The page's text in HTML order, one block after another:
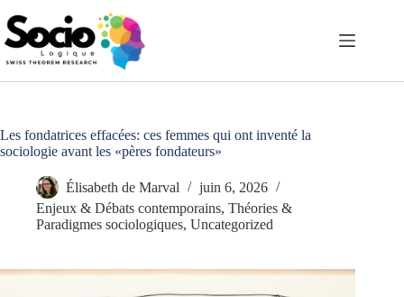
au
contenu
Les fondatrices effacées: ces femmes qui ont inventé la
sociologie avant les «pères fondateurs»
Élisabeth de Marval
juin 6, 2026
Enjeux & Débats contemporains, Théories &
Paradigmes sociologiques, Uncategorized